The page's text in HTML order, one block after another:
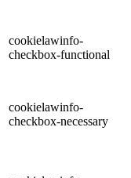
cookielawinfo-
checkbox-functional
cookielawinfo-
checkbox-necessary